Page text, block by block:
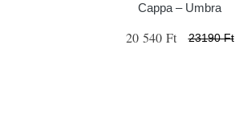
Cappa – Umbra
20 540 Ft 23190 Ft